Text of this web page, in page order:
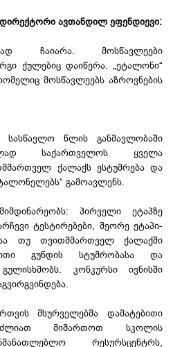
ავთანდილ ეფენდიევი:
ჩაიარა. მოსწავლეები
ქულებიც დაიწერა. „ეტალონი“
მოსწავლეებს აზროვნების
სასწავლო წლის განმავლობაში
საქართველოს ყველა
ქალაქს ესტუმრება და
გამოავლენს.
პირველი ეტაპზე
ტესტირებები, მეორე ეტაპი-
თუ თვითმმართველ ქალაქში
გუნდის სტუმრობასა და
კონკურსი ივნისში
მსურველებმა დამატებითი
მიმართოთ სკოლის
რესურსცენტრს,